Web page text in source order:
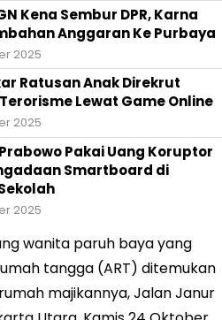
Kena Sembur DPR, Karna
Anggaran Ke Purbaya
2025
Ratusan Anak Direkrut
Lewat Game Online
2025
Pakai Uang Koruptor
Smartboard di
2025
wanita paruh baya yang
tangga (ART) ditemukan
majikannya, Jalan Janur